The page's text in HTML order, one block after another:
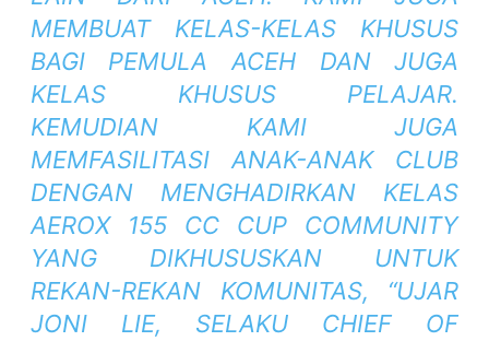
MEMBUAT KELAS-KELAS KHUSUS
BAGI PEMULA ACEH DAN JUGA
KELAS KHUSUS PELAJAR.
KEMUDIAN KAMI JUGA
MEMFASILITASI ANAK-ANAK CLUB
DENGAN MENGHADIRKAN KELAS
AEROX 155 CC CUP COMMUNITY
YANG DIKHUSUSKAN UNTUK
REKAN-REKAN KOMUNITAS, “UJAR
JONI LIE, SELAKU CHIEF OF